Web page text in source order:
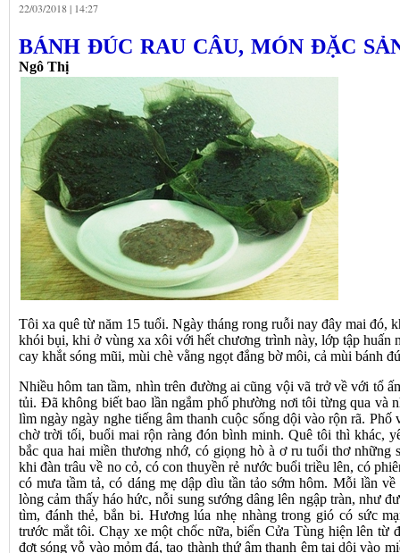
22/03/2018 | 14:27
BÁNH ĐÚC RAU CÂU, MÓN ĐẶC
Ngô Thị
Tôi xa quê từ năm 15 tuổi. Ngày tháng rong ruỗi nay đây mai đó,
khói bụi, khi ở vùng xa xôi với hết chương trình này, lớp tập huấn
cay khắt sóng mũi, mùi chè vằng ngọt đắng bờ môi, cả mùi bánh
Nhiều hôm tan tầm, nhìn trên đường ai cũng vội vã trở về với tổ
tủi. Đã không biết bao lần ngắm phố phường nơi tôi từng qua và
lìm ngày ngày nghe tiếng âm thanh cuộc sống dội vào rộn rã.
chờ trời tối, buổi mai rộn ràng đón bình minh. Quê tôi thì khác,
bắc qua hai miền thương nhớ, có giọng hò à ơ ru tuổi thơ những
khi đàn trâu về no cỏ, có con thuyền rẻ nước buổi triều lên, có
có mưa tầm tả, có dáng mẹ dập dìu tần tảo sớm hôm. Mỗi lần
lòng cảm thấy háo hức, nỗi sung sướng dâng lên ngập tràn, như
tìm, đánh thẻ, bắn bi. Hương lúa nhẹ nhàng trong gió có sức
trước mắt tôi. Chạy xe một chốc nữa, biển Cửa Tùng hiện lên từ
đợt sóng vỗ vào mỏm đá, tạo thành thứ âm thanh êm tai dội vào